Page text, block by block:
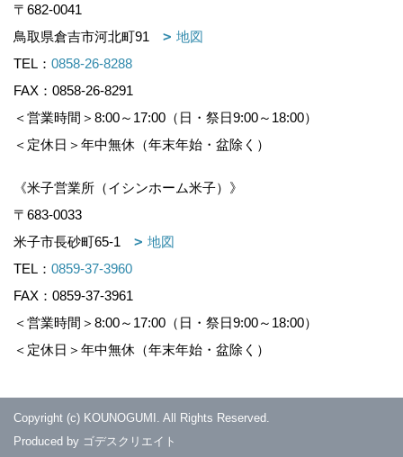
〒682-0041
鳥取県倉吉市河北町91
地図
TEL： 0858-26-8288
FAX：0858-26-8291
＜営業時間＞8:00～17:00（日・祭日9:00～18:00）
＜定休日＞年中無休（年末年始・盆除く）
《米子営業所（イシンホーム米子）》
〒683-0033
米子市長砂町65-1
地図
TEL： 0859-37-3960
FAX：0859-37-3961
＜営業時間＞8:00～17:00（日・祭日9:00～18:00）
＜定休日＞年中無休（年末年始・盆除く）
Copyright (c) KOUNOGUMI. All Rights Reserved.
Produced by ゴデスクリエイト